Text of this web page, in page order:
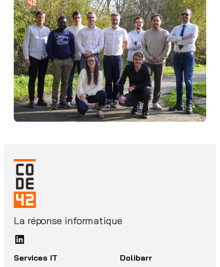
La réponse informatique
LinkedIn
Services IT Dolibarr